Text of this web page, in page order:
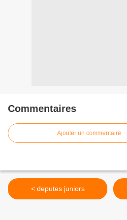
Commentaires
Ajouter un commentaire
< deputes juniors